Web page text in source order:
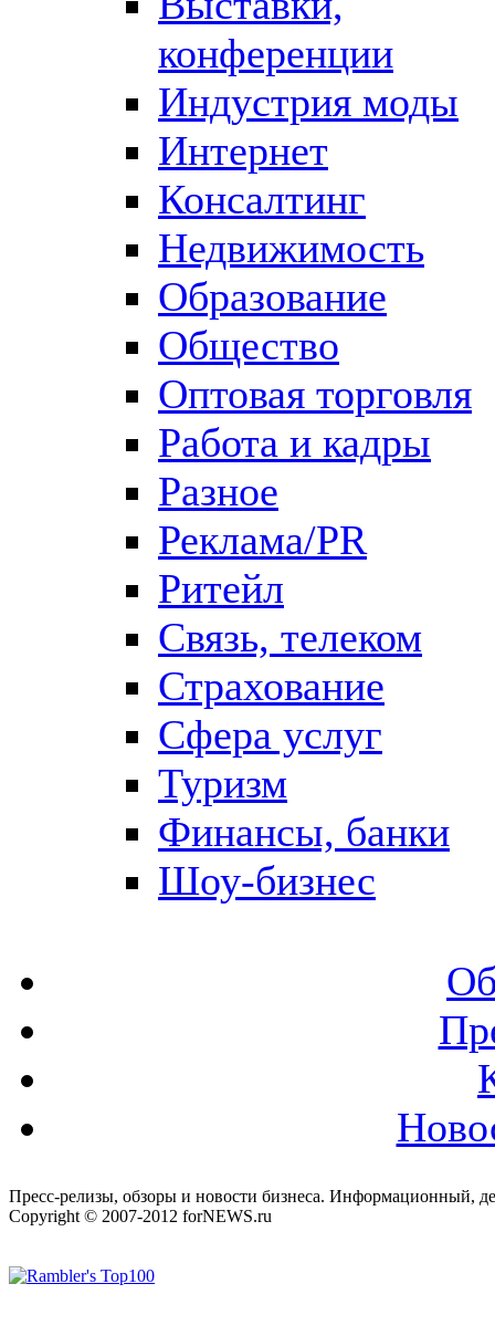
конференции
Индустрия моды
Интернет
Консалтинг
Недвижимость
Образование
Общество
Оптовая торговля
Работа и кадры
Разное
Реклама/PR
Ритейл
Связь, телеком
Страхование
Сфера услуг
Туризм
Финансы, банки
Шоу-бизнес
Пресс-релизы, обзоры и новости бизнеса. Информационный,
Copyright © 2007-2012 forNEWS.ru